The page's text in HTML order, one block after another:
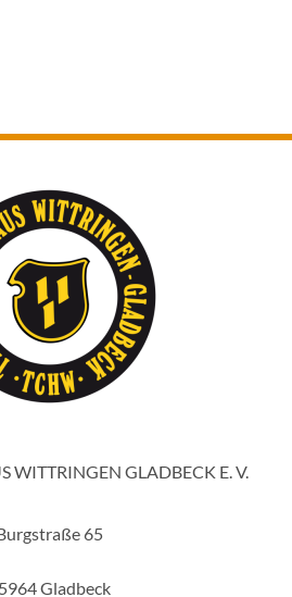
WITTRINGEN GLADBECK E. V.
65
Gladbeck